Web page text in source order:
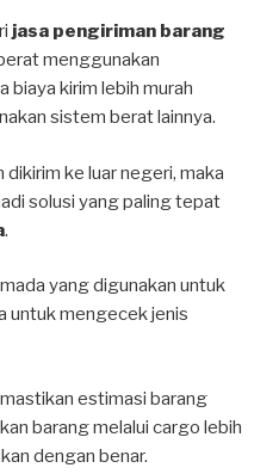
jasa pengiriman barang
menggunakan
biaya kirim lebih murah
sistem berat lainnya.
dikirim ke luar negeri, maka
solusi yang paling tepat
.
yang digunakan untuk
untuk mengecek jenis
estimasi barang
barang melalui cargo lebih
dengan benar.